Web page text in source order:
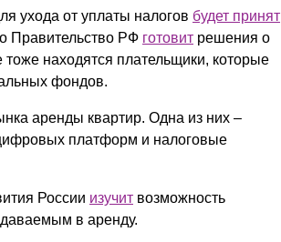
ухода от уплаты налогов будет принят
Правительство РФ готовит решения о
находятся плательщики, которые
фондов.
аренды квартир. Одна из них –
платформ и налоговые
России изучит возможность
в аренду.